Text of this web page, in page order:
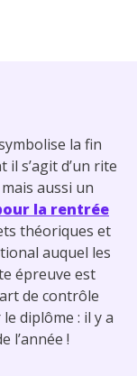
la fin
s’agit d’un rite
mais aussi un
la rentrée
théoriques et
auquel les
épreuve est
de contrôle
diplôme : il y a
l’année !